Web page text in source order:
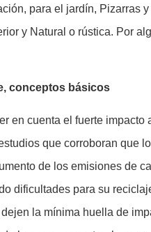
para el jardín,
y Natural o rústica. Por
conceptos básicos
en cuenta el fuerte
que corroboran que
de los emisiones de
dificultades para su
la mínima huella de